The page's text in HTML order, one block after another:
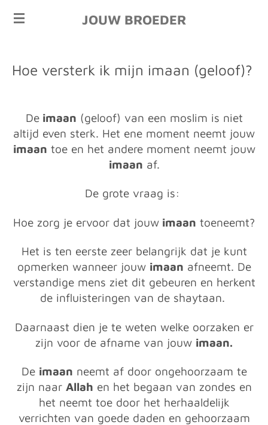
Ga
hoofdinhoud
JOUW BROEDER
Hoe versterk ik mijn imaan (geloof)?
Deimaan (geloof) van een moslim is niet
altijd even sterk. Het ene moment neemt jouw
imaan toe en het andere moment neemt jouw
imaan af.
De grote vraag is:
Hoe zorg je ervoor dat jouw imaan toeneemt?
Het is ten eerste zeer belangrijk dat je kunt
opmerken wanneer jouw imaan afneemt. De
verstandige mens ziet dit gebeuren en herkent
de influisteringen van de shaytaan.
Daarnaast dien je te weten welke oorzaken er
zijn voor de afname van jouw imaan.
De imaan neemt af door ongehoorzaam te
zijn naar Allah en het begaan van zondes en
het neemt toe door het herhaaldelijk
verrichten van goede daden en gehoorzaam